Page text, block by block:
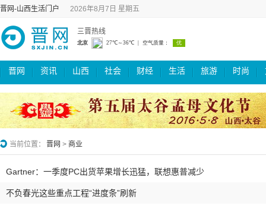
晋网-山西生活门户 2026年8月7日 星期五
三晋热线
晋网 资讯 山西 社会 财经 生活 旅游 时尚
当前位置： 晋网 > 商业
Gartner：一季度PC出货苹果增长迅猛，联想惠普减少
不负春光这些重点工程“进度条”刷新